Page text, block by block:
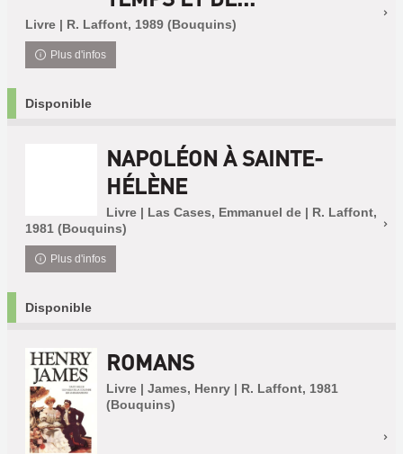
Livre | R. Laffont, 1989 (Bouquins)
Plus d'infos
Disponible
NAPOLÉON À SAINTE-
HÉLÈNE
Livre | Las Cases, Emmanuel de | R. Laffont,
1981 (Bouquins)
Plus d'infos
Disponible
ROMANS
Livre | James, Henry | R. Laffont, 1981
(Bouquins)